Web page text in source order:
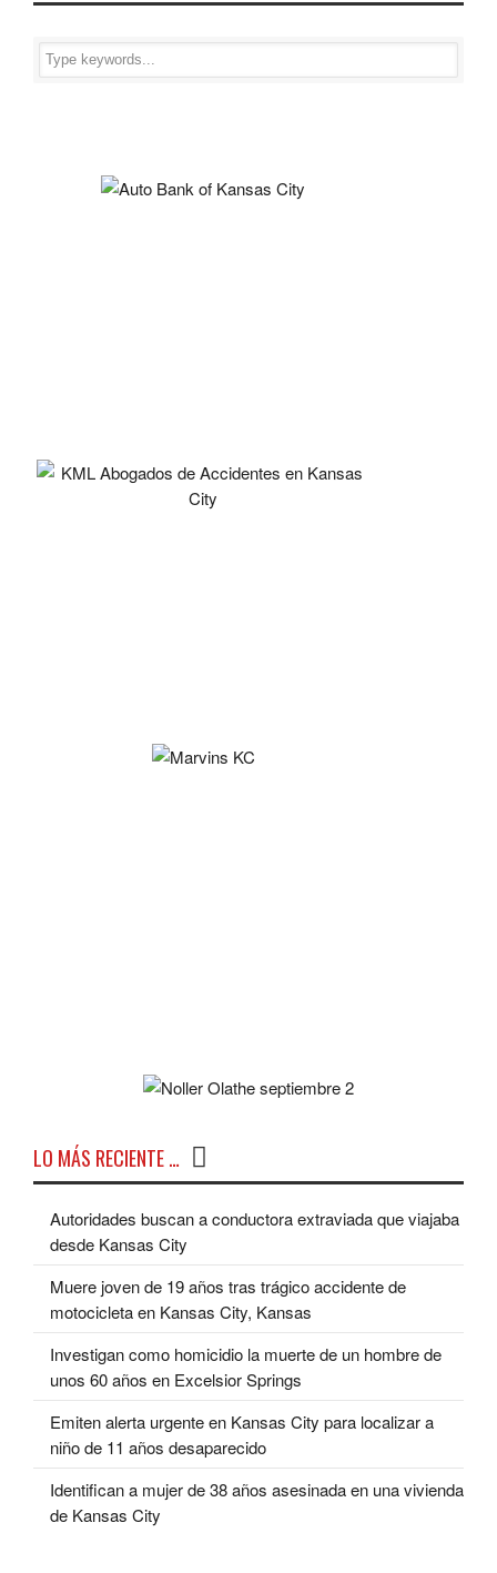
LO MÁS RECIENTE …
Autoridades buscan a conductora extraviada que viajaba
desde Kansas City
Muere joven de 19 años tras trágico accidente de
motocicleta en Kansas City, Kansas
Investigan como homicidio la muerte de un hombre de
unos 60 años en Excelsior Springs
Emiten alerta urgente en Kansas City para localizar a
niño de 11 años desaparecido
Identifican a mujer de 38 años asesinada en una vivienda
de Kansas City